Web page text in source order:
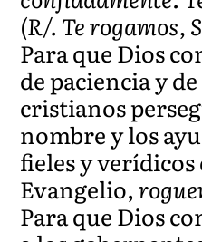
(R/. Te rogamos,
Para que Dios
de paciencia y
cristianos
nombre y los
fieles y verídicos
Evangelio,
Para que Dios